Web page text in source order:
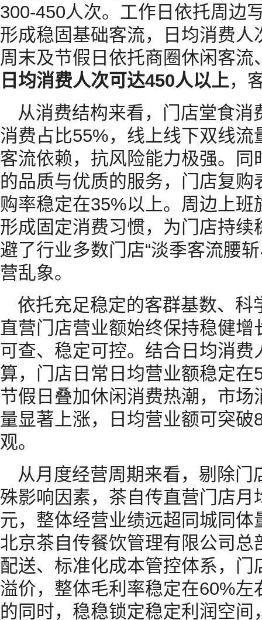
300-450人次。工作日依托周边
形成稳固基础客流，日均消费
周末及节假日依托商圈休闲客
日均消费人次可达450人以上，
从消费结构来看，门店堂食
消费占比55%，线上线下双线
客流依赖，抗风险能力极强。
的品质与优质的服务，门店复
购率稳定在35%以上。周边上
形成固定消费习惯，为门店持
避了行业多数门店“淡季客流腰
营乱象。
依托充足稳定的客群基数、
直营门店营业额始终保持稳健
可查、稳定可控。结合日均消
算，门店日常日均营业额稳定
节假日叠加休闲消费热潮，市
量显著上涨，日均营业额可突
观。
从月度经营周期来看，剔除
殊影响因素，茶自传直营门店
元，整体经营业绩远超同城同
北京茶自传餐饮管理有限公司
配送、标准化成本管控体系，
溢价，整体毛利率稳定在60%
的同时，稳稳锁定稳定利润空